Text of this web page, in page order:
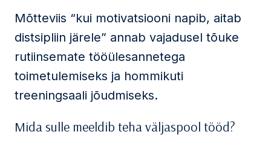
Mõtteviis “kui motivatsiooni napib, aitab
distsipliin järele” annab vajadusel tõuke
rutiinsemate tööülesannetega
toimetulemiseks ja hommikuti
treeningsaali jõudmiseks.
Mida sulle meeldib teha väljaspool tööd?